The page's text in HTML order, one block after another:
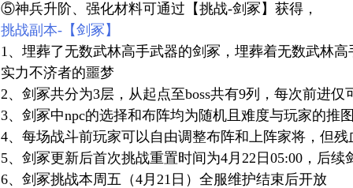
⑤神兵升阶、强化材料可通过【挑战-剑冢】获得，
挑战副本-【剑冢】
1、埋葬了无数武林高手武器的剑冢，埋葬着无数武林
实力不济者的噩梦
2、剑冢共分为3层，从起点至boss共有9列，每次前进
3、剑冢中npc的选择和布阵均为随机且难度与玩家的推
4、每场战斗前玩家可以自由调整布阵和上阵家将，但
5、剑冢更新后首次挑战重置时间为4月22日05:00，后续
6、剑冢挑战本周五（4月21日）全服维护结束后开放